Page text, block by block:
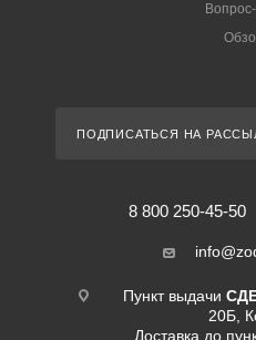
ПОДПИСАТЬСЯ НА
8 800 250-45-50
Пункт выдачи
20Б,
Доставка до